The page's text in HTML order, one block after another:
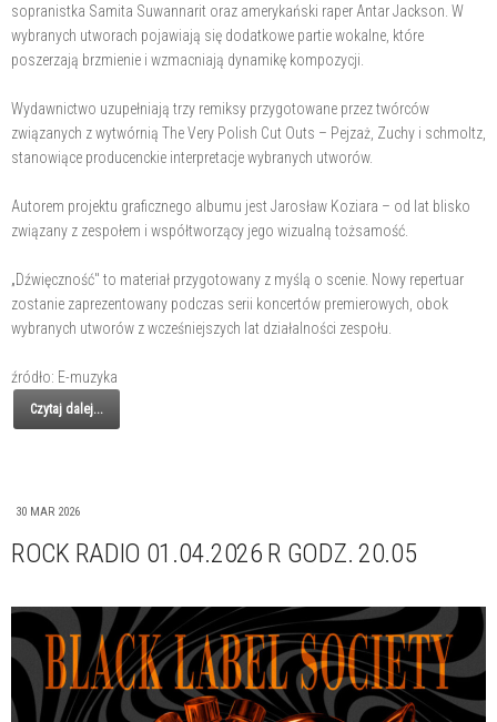
sopranistka Samita Suwannarit oraz amerykański raper Antar Jackson. W
wybranych utworach pojawiają się dodatkowe partie wokalne, które
poszerzają brzmienie i wzmacniają dynamikę kompozycji.
Wydawnictwo uzupełniają trzy remiksy przygotowane przez twórców
związanych z wytwórnią The Very Polish Cut Outs – Pejzaż, Zuchy i schmoltz,
stanowiące producenckie interpretacje wybranych utworów.
Autorem projektu graficznego albumu jest Jarosław Koziara – od lat blisko
związany z zespołem i współtworzący jego wizualną tożsamość.
„Dźwięczność" to materiał przygotowany z myślą o scenie. Nowy repertuar
zostanie zaprezentowany podczas serii koncertów premierowych, obok
wybranych utworów z wcześniejszych lat działalności zespołu.
źródło: E-muzyka
Czytaj dalej...
30 MAR 2026
ROCK RADIO 01.04.2026 R GODZ. 20.05